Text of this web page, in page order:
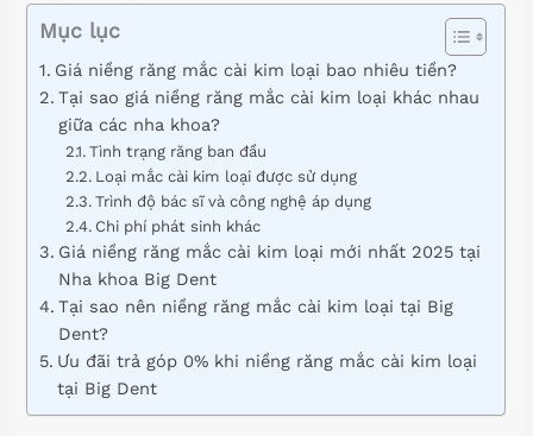
Mục lục
Giá niềng răng mắc cài kim loại bao nhiêu tiền?
Tại sao giá niềng răng mắc cài kim loại khác nhau
giữa các nha khoa?
Tình trạng răng ban đầu
Loại mắc cài kim loại được sử dụng
Trình độ bác sĩ và công nghệ áp dụng
Chi phí phát sinh khác
Giá niềng răng mắc cài kim loại mới nhất 2025 tại
Nha khoa Big Dent
Tại sao nên niềng răng mắc cài kim loại tại Big
Dent?
Ưu đãi trả góp 0% khi niềng răng mắc cài kim loại
tại Big Dent